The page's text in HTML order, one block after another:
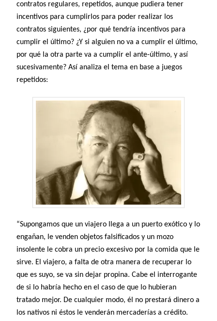
contratos regulares, repetidos, aunque pudiera tener
incentivos para cumplirlos para poder realizar los
contratos siguientes, ¿por qué tendría incentivos para
cumplir el último? ¿Y si alguien no va a cumplir el último,
por qué la otra parte va a cumplir el ante-último, y así
sucesivamente? Así analiza el tema en base a juegos
repetidos:
“Supongamos que un viajero llega a un puerto exótico y lo
engañan, le venden objetos falsificados y un mozo
insolente le cobra un precio excesivo por la comida que le
sirve. El viajero, a falta de otra manera de recuperar lo
que es suyo, se va sin dejar propina. Cabe el interrogante
de si lo habría hecho en el caso de que lo hubieran
tratado mejor. De cualquier modo, él no prestará dinero a
los nativos ni éstos le venderán mercaderías a crédito.